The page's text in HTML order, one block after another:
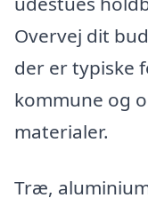
Overvej dit
der er typiske
kommune og
materialer.
Træ,